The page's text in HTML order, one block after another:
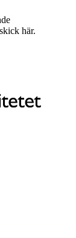
här.